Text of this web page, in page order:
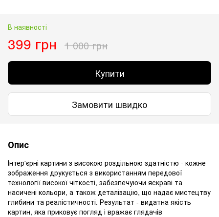
В наявності
399 грн 1 000 грн
Купити
Замовити швидко
Опис
Інтер'єрні картини з високою роздільною здатністю - кожне
зображення друкується з використанням передової
технології високої чіткості, забезпечуючи яскраві та
насичені кольори, а також деталізацію, що надає мистецтву
глибини та реалістичності. Результат - видатна якість
картин, яка приковує погляд і вражає глядачів